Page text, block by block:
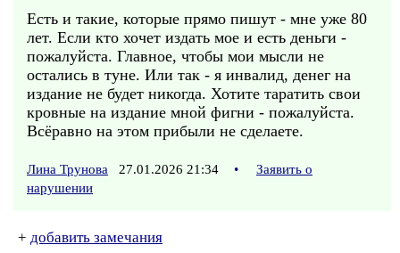
Есть и такие, которые прямо пишут - мне уже 80
лет. Если кто хочет издать мое и есть деньги -
пожалуйста. Главное, чтобы мои мысли не
остались в туне. Или так - я инвалид, денег на
издание не будет никогда. Хотите таратить свои
кровные на издание мной фигни - пожалуйста.
Всёравно на этом прибыли не сделаете.
Лина Трунова 27.01.2026 21:34 •
Заявить о
нарушении
+ добавить замечания